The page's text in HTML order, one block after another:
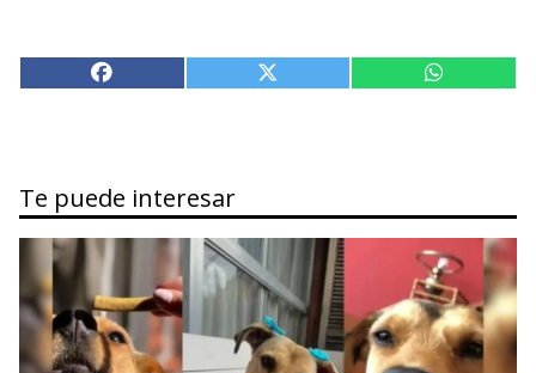
Te puede interesar